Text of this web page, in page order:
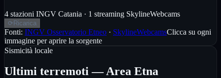
4 stazioni INGV Catania · 1 streaming SkylineWebcams
⟳ Ricarica
Fonti: INGV Osservatorio Etneo · SkylineWebcamsClicca su ogni
immagine per aprire la sorgente
Sismicità locale
Ultimi terremoti — Area Etna